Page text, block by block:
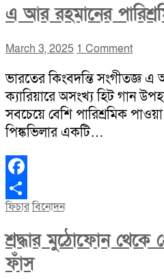
এ আর রহমানের
March 3, 2025 1 Comment
ভারতের কিংবদন্তি সংগীতজ্ঞ এ
ক্যারিয়ারে অসংখ্য হিট গান
সবচেয়ে বেশি পারিশ্রমিক
পিঙ্কভিলার একটি…
Facebook
Share
ফিচারবিনোদন
শ্রদ্ধার মুঠোফোন থেকে
ফাঁস